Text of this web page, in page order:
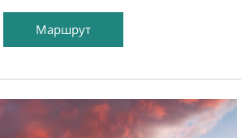
Маршрут